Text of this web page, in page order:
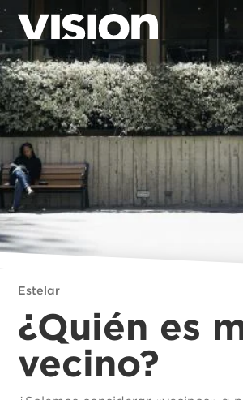
Pasar
al
contenido
principal
Estelar
¿Quién es
vecino?